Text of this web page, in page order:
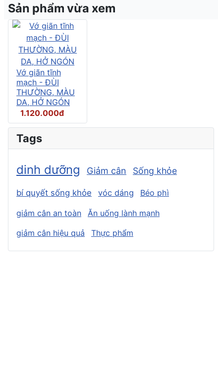
Sản phẩm vừa xem
Vớ giãn tĩnh
mạch - ĐÙI
THƯỜNG, MÀU
DA, HỞ NGÓN
1.120.000đ
Tags
dinh dưỡng Giảm cân Sống khỏe
bí quyết sống khỏe vóc dáng Béo phì
giảm cân an toàn
Ăn uống lành mạnh
giảm cân hiệu quả
Thực phẩm